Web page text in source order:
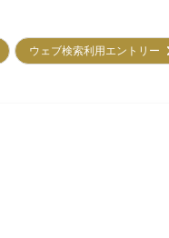
ウェブ検索利用エントリー